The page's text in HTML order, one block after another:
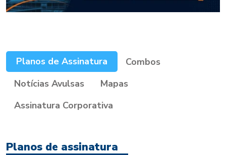
Planos de Assinatura
Combos
Notícias Avulsas
Mapas
Assinatura Corporativa
Planos de assinatura